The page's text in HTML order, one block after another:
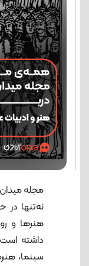
مجله
نه‌تنها در
هنرها و
داشته
سینما،